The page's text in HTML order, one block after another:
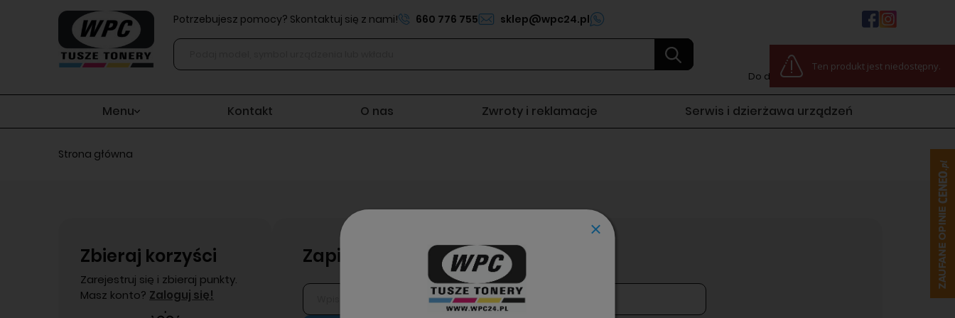
Potrzebujesz pomocy? Skontaktuj się z nami! 660 776 755 sklep@wpc24.pl
Do darmowej dostawy: 100,00 zł
Menu Kontakt O nas Zwroty i reklamacje Serwis i dzierżawa urządzeń
Strona główna
Ten produkt jest niedostępny.
Zbieraj korzyści
Zarejestruj się i zbieraj punkty.
Masz konto? Zaloguj się!
Zapisz się do newslettera!